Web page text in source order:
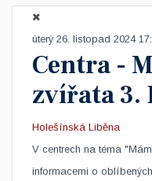
úterý 26. listopad 2024
Centra -
zvířata 3.
Holešínská Liběna
​V centrech na téma
informacemi o